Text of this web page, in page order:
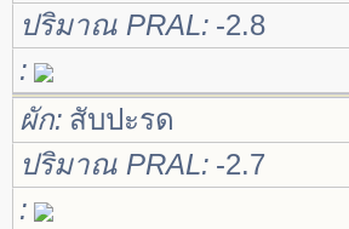
ปริมาณ PRAL -2.8
ผัก สับปะรด
ปริมาณ PRAL -2.7